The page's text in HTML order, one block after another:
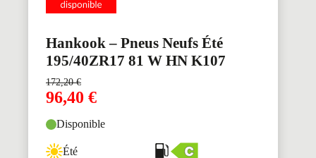
Hankook – Pneus Neufs Été
195/40ZR17 81 W HN K107
172,20€
96,40 €
Disponible
Été